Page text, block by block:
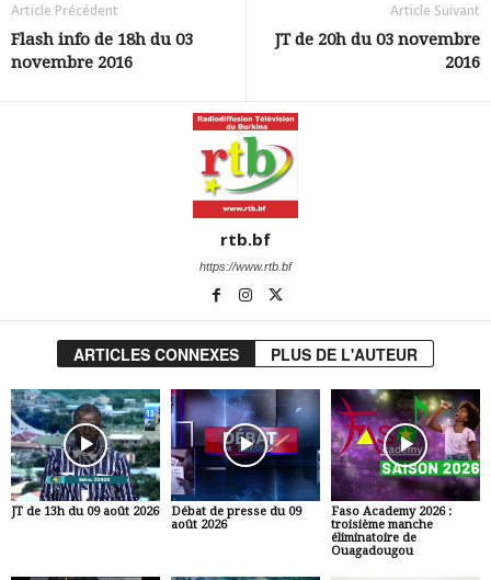
Article Précédent
Flash info de 18h du 03
novembre 2016
Article Suivant
JT de 20h du 03 novembre
2016
rtb.bf
https://www.rtb.bf
ARTICLES CONNEXES PLUS DE L'AUTEUR
JT de 13h du 09 août 2026
Débat de presse du 09
août 2026
Faso Academy 2026 :
troisième manche
éliminatoire de
Ouagadougou